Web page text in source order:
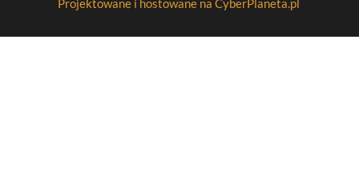
Projektowane i hostowane na CyberPlaneta.pl